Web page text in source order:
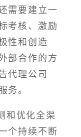
需要建立一
考核、激励
性和创造
部合作的方
代理公司
务。
和优化全渠
个持续不断